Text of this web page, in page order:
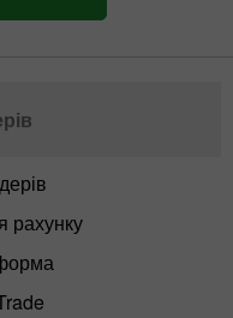
рахунку